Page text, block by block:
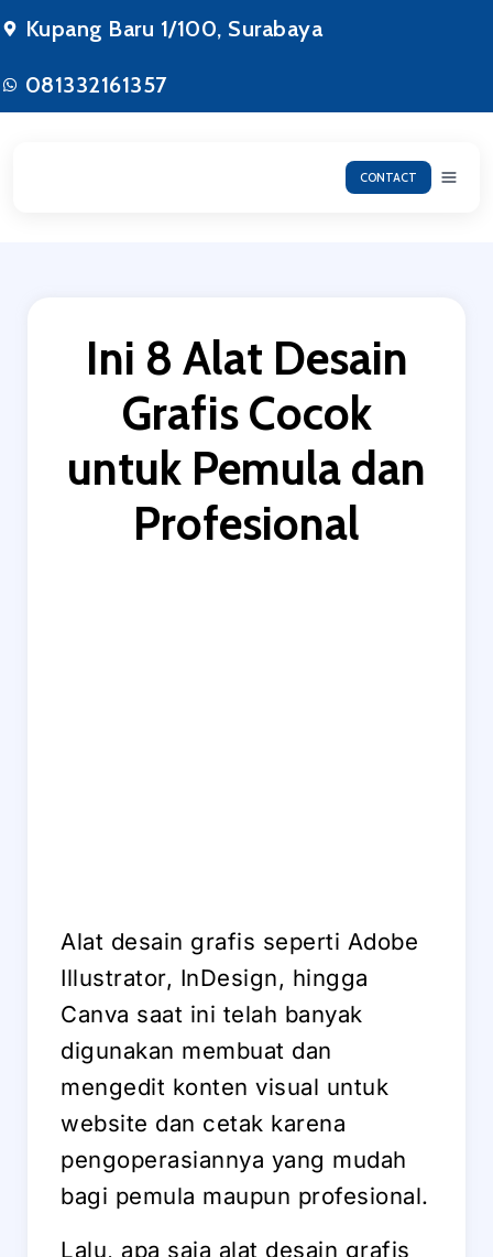
ke
konten
Kupang Baru 1/100, Surabaya
081332161357
CONTACT
Ini 8 Alat Desain
Grafis Cocok
untuk Pemula dan
Profesional
Alat desain grafis seperti Adobe
Illustrator, InDesign, hingga
Canva saat ini telah banyak
digunakan membuat dan
mengedit konten visual untuk
website dan cetak karena
pengoperasiannya yang mudah
bagi pemula maupun profesional.
Lalu, apa saja alat desain grafis